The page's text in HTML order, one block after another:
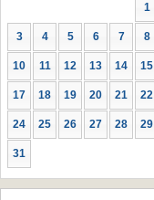
1
3 4 5 6 7 8
10 11 12 13 14 15
17 18 19 20 21 22
24 25 26 27 28 29
31